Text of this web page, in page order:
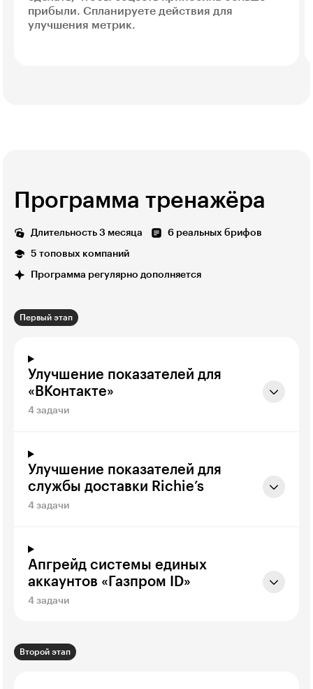
прибыли. Спланируете действия для
улучшения метрик.
Программа тренажёра
Длительность 3 месяца 6 реальных брифов
5 топовых компаний
Программа регулярно дополняется
Первый этап
Улучшение показателей для
«ВКонтакте»
4 задачи
Улучшение показателей для
службы доставки Richie’s
4 задачи
Апгрейд системы единых
аккаунтов «Газпром ID»
4 задачи
Второй этап